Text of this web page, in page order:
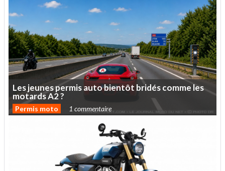
Lesjeunespermisautobientôt bridéscommeles
motardsA2?
Permis moto 1 commentaire